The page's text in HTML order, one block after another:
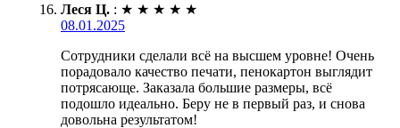
Леся Ц. : ★ ★ ★ ★ ★
08.01.2025
Сотрудники сделали всё на высшем уровне! Очень
порадовало качество печати, пенокартон выглядит
потрясающе. Заказала большие размеры, всё
подошло идеально. Беру не в первый раз, и снова
довольна результатом!